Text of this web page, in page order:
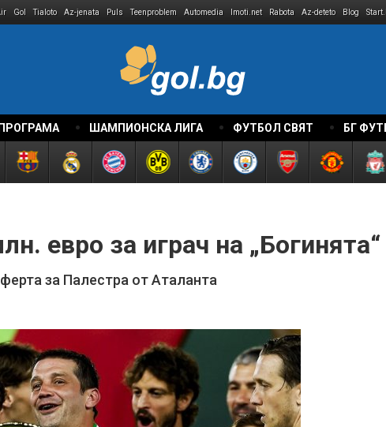
Gol Tialoto Az-jenata Puls Teenproblem Automedia Imoti.net Rabota Az-deteto Blog
ШАМПИОНСКА ЛИГА ФУТБОЛ СВЯТ БГ
евро за играч на „Богинята“
за Палестра от Аталанта